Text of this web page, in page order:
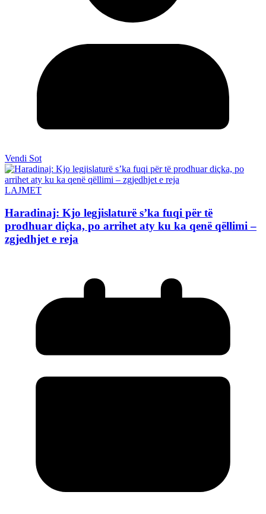
Vendi Sot
LAJMET
Haradinaj: Kjo legjislaturë s’ka fuqi për të
prodhuar diçka, po arrihet aty ku ka qenë qëllimi –
zgjedhjet e reja